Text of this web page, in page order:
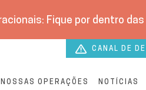
Fique por dentro
CANAL DE
NOSSAS OPERAÇÕES NOTÍCIAS